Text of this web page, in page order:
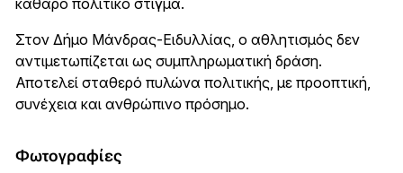
Στον Δήμο Μάνδρας-Ειδυλλίας, ο αθλητισμός δεν
αντιμετωπίζεται ως συμπληρωματική δράση.
Αποτελεί σταθερό πυλώνα πολιτικής, με προοπτική,
συνέχεια και ανθρώπινο πρόσημο.
Φωτογραφίες